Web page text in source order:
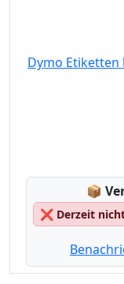
Dymo Etiketten
📦
❌ Derzeit